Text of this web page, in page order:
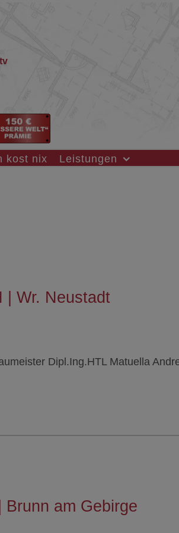
kost nix Leistungen
| Wr. Neustadt
Dipl.Ing.HTL Matuella
am Gebirge